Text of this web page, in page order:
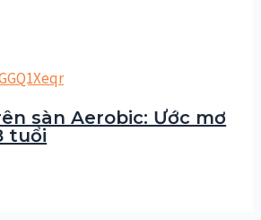
sàn Aerobic: Ước mơ
tuổi